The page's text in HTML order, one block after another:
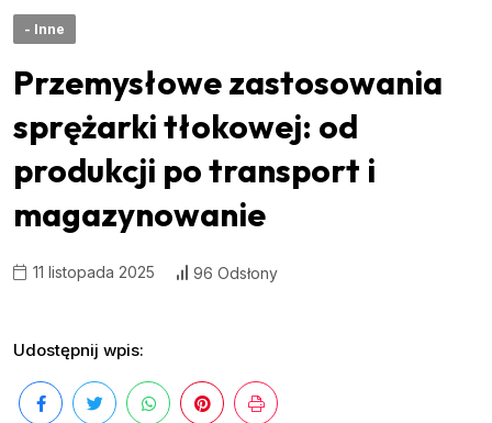
- Inne
Przemysłowe zastosowania
sprężarki tłokowej: od
produkcji po transport i
magazynowanie
11 listopada 2025 96 Odsłony
Udostępnij wpis: